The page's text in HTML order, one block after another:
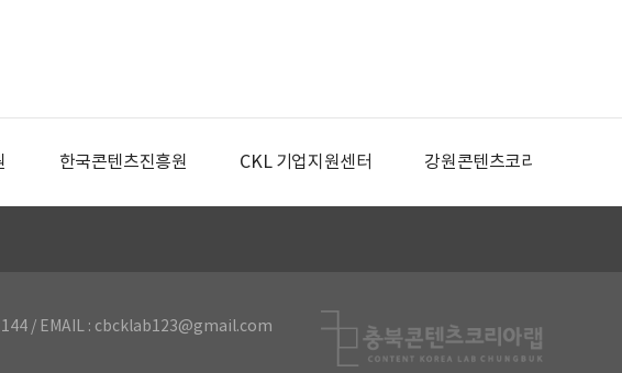
한국콘텐츠진흥원 CKL 기업지원센터 강원콘텐츠코리아랩
1144 / EMAIL : cbcklab123@gmail.com